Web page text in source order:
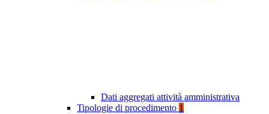
Dati aggregati attività amministrativa
Tipologie di procedimento 1